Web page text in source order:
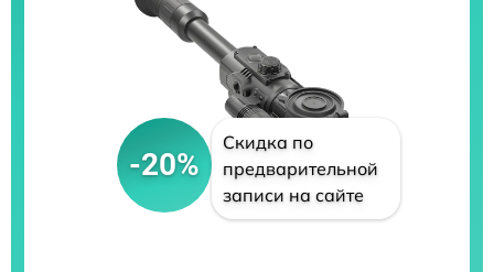
-20%
Скидка по
предварительной
записи на сайте